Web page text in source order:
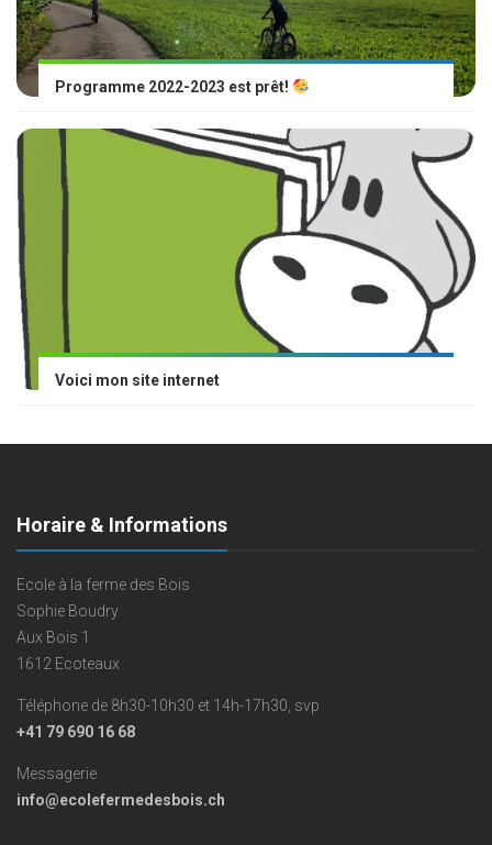
Programme 2022-2023 est prêt!
Voici mon site internet
Horaire & Informations
Ecole à la ferme des Bois
Sophie Boudry
Aux Bois 1
1612 Ecoteaux
Téléphone de 8h30-10h30 et 14h-17h30, svp
+41 79 690 16 68
Messagerie
info@ecolefermedesbois.ch